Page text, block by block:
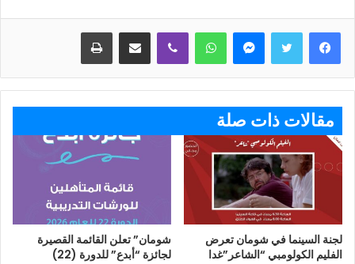
ماسنجر واتساب ڤايبر مشاركة عبر البريد طباعة
مقالات ذات صلة
لجنة السينما في شومان تعرض
الفليم الكولومبي “الشاعر”غدا
شومان” تعلن القائمة القصيرة
لجائزة “أبدع” للدورة (22)